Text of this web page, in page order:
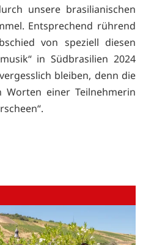
unsere brasilianischen
Entsprechend rührend
von speziell diesen
in Südbrasilien 2024
bleiben, denn die
einer Teilnehmerin